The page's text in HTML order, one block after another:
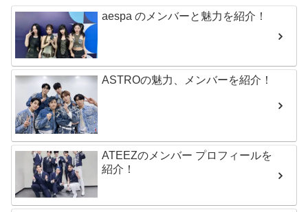
aespa のメンバーと魅力を紹介！
ASTROの魅力、メンバーを紹介！
ATEEZのメンバー プロフィールを
紹介！